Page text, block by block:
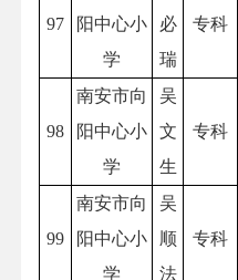
97
阳中心小
学
必
瑞
专科
98
南安市向
阳中心小
学
吴
文
生
专科
99
南安市向
阳中心小
学
吴
顺
法
专科